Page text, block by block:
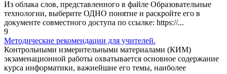
Из облака слов, представленного в файле Образовательные
технологии, выберите ОДНО понятие и раскройте его в
документе совместного доступа по ссылке: https://...
9
Методические рекомендации для учителей.
Контрольными измерительными материалами (КИМ)
экзаменационной работы охватывается основное содержание
курса информатики, важнейшие его темы, наиболее